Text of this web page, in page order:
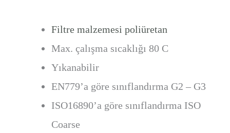
Filtre malzemesi poliüretan
Max. çalışma sıcaklığı 80 C
Yıkanabilir
EN779’a göre sınıflandırma G2 – G3
ISO16890’a göre sınıflandırma ISO
Coarse